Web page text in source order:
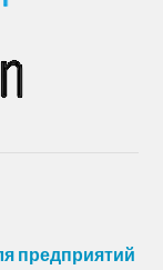
предприятий